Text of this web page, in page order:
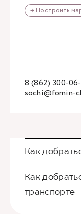
→ Построить
sochi@fomin-
8 (862) 300-
Как
Как
транспорте